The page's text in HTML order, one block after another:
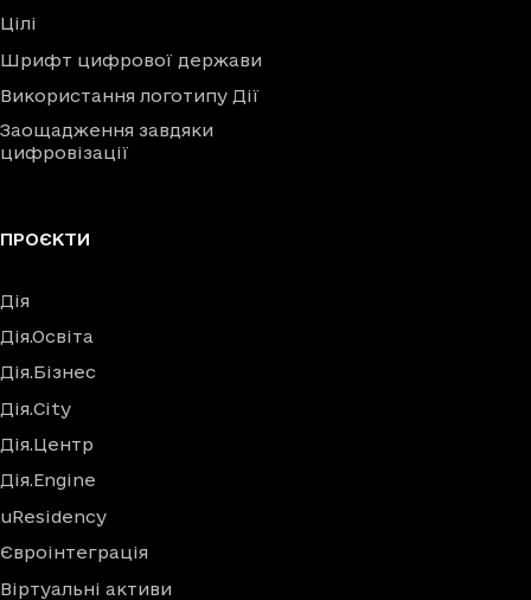
Цілі
Шрифт цифрової держави
Використання логотипу Дії
Заощадження завдяки
цифровізації
ПРОЄКТИ
Дія
Дія.Освіта
Дія.Бізнес
Дія.City
Дія.Центр
Дія.Engine
uResidency
Євроінтеграція
Віртуальні активи